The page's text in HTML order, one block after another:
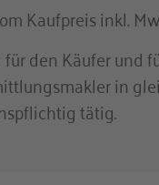
Kaufpreis inkl.
den Käufer und
in
tätig.